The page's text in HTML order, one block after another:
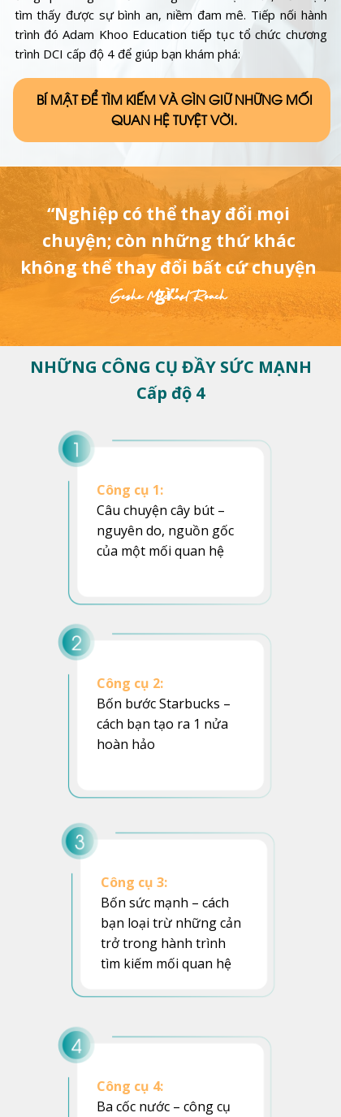
tìm thấy được sự bình an, niềm đam mê. Tiếp nối hành
trình đó Adam Khoo Education tiếp tục tổ chức chương
trình DCI cấp độ 4 để giúp bạn khám phá:
BÍ MẬT ĐỂ TÌM KIẾM VÀ GÌN GIỮ NHỮNG MỐI
QUAN HỆ TUYỆT VỜI.
“Nghiệp có thể thay đổi mọi
chuyện; còn những thứ khác
không thể thay đổi bất cứ chuyện
gì”.
Geshe Michael Roach
NHỮNG CÔNG CỤ ĐẦY SỨC MẠNH
Cấp độ 4
Công cụ 4:
Ba cốc nước – công cụ
Công cụ 1:
Câu chuyện cây bút –
nguyên do, nguồn gốc
của một mối quan hệ
Công cụ 2:
Bốn bước Starbucks –
cách bạn tạo ra 1 nửa
hoàn hảo
Công cụ 3:
Bốn sức mạnh – cách
bạn loại trừ những cản
trở trong hành trình
tìm kiếm mối quan hệ